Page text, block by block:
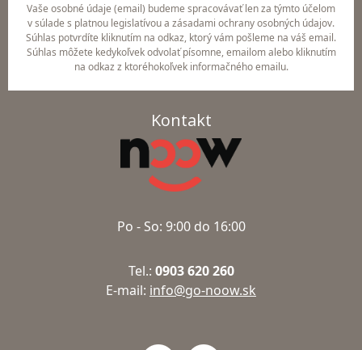
Vaše osobné údaje (email) budeme spracovávať len za týmto účelom
v súlade s platnou legislatívou a zásadami ochrany osobných údajov.
Súhlas potvrdíte kliknutím na odkaz, ktorý vám pošleme na váš email.
Súhlas môžete kedykoľvek odvolať písomne, emailom alebo kliknutím
na odkaz z ktoréhokoľvek informačného emailu.
Kontakt
Po - So: 9:00 do 16:00
Tel.: 0903 620 260
E-mail: info@go-noow.sk